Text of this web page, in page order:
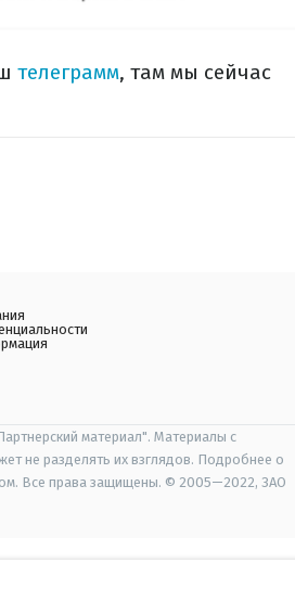
телеграмм, там мы сейчас
материал". Материалы с
не разделять их взглядов. Подробнее о
Все права защищены. © 2005—2022, ЗАО